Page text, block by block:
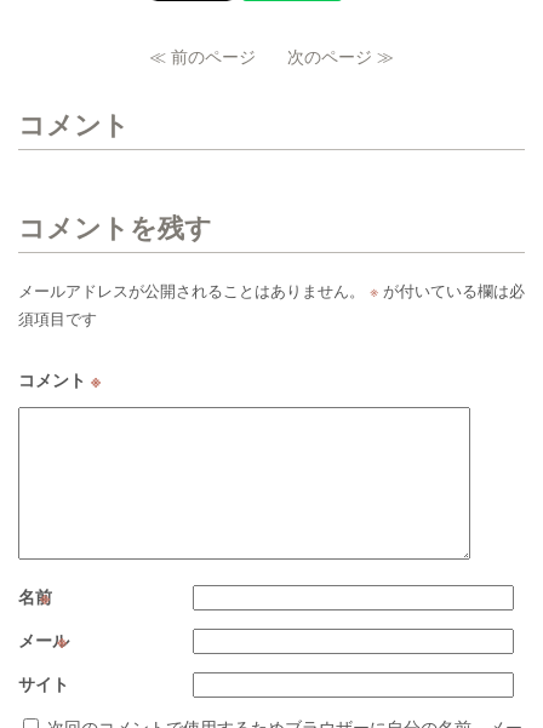
≪ 前のページ 次のページ ≫
コメント
コメントを残す
メールアドレスが公開されることはありません。 ※ が付いている欄は必
須項目です
コメント ※
名前
※
メール
※
サイト